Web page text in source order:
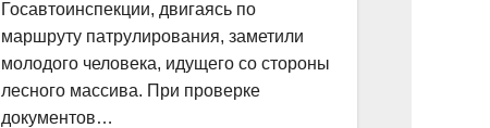
Госавтоинспекции, двигаясь по
маршруту патрулирования, заметили
молодого человека, идущего со стороны
лесного массива. При проверке
документов…